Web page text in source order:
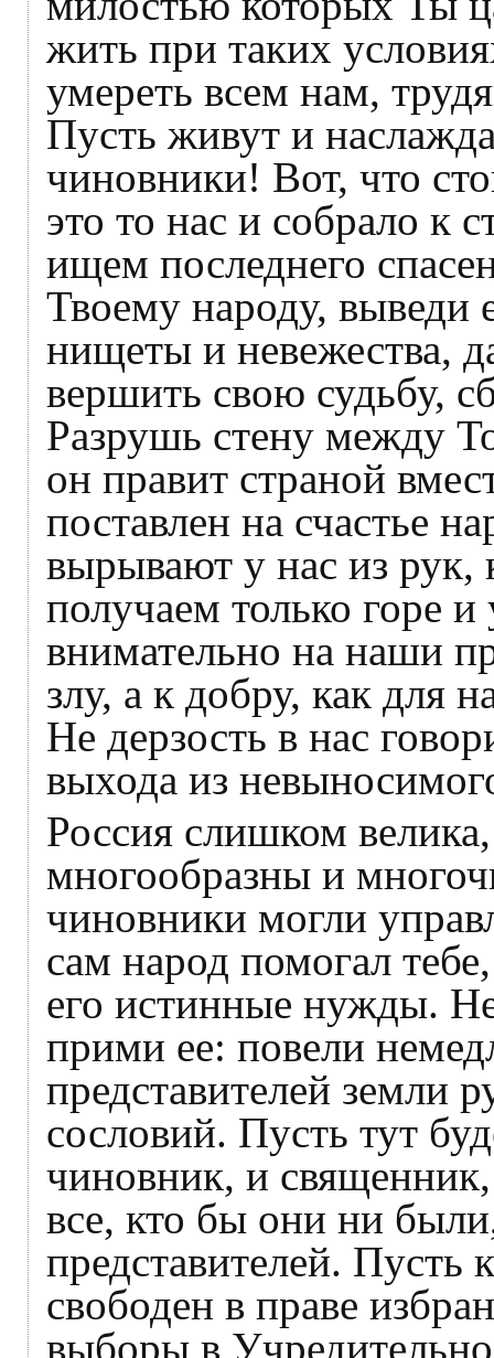
жить при таких
умереть всем нам,
Пусть живут и
чиновники! Вот, что
это то нас и собрало к
ищем последнего
Твоему народу, выведи
нищеты и невежества,
вершить свою судьбу,
Разрушь стену между
он правит страной
поставлен на счастье
вырывают у нас из
получаем только горе
внимательно на наши
злу, а к добру, как для
Не дерзость в нас
выхода из
Россия слишком
многообразны и
чиновники могли
сам народ помогал
его истинные нужды.
прими ее: повели
представителей земли
сословий. Пусть тут
чиновник, и
все, кто бы они ни
представителей. Пусть
свободен в праве
выборы в